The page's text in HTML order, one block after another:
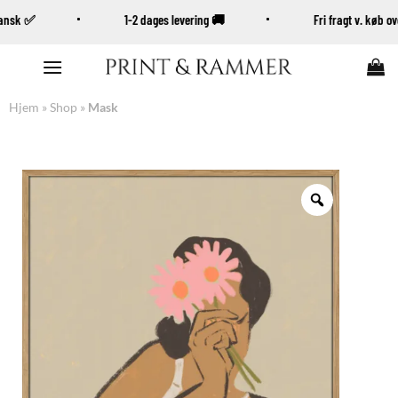
✅ 1-2 dages levering 🚚 Fri fragt v. køb
indhold
Hjem »Shop » Mask
Zoom